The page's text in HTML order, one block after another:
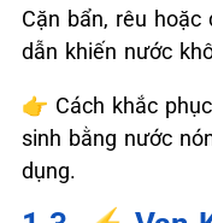
Cặn bẩn, rêu
dẫn khiến nước
👉 Cách khắc
sinh bằng nước
dụng.